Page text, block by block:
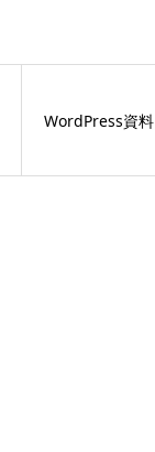
WordPress資料